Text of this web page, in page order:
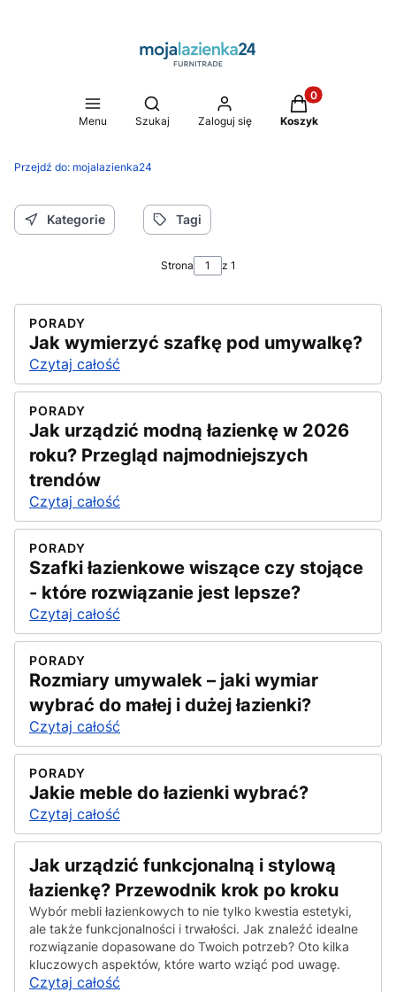
Menu
Otwórz wyszukiwarkę
Szukaj Zaloguj się
Produkty w
Koszyk
Przejdź do: mojalazienka24
Kategorie Tagi
Strona z 1
PORADY
Jak wymierzyć szafkę pod umywalkę?
Czytaj całość
PORADY
Jak urządzić modną łazienkę w 2026
roku? Przegląd najmodniejszych
trendów
Czytaj całość
PORADY
Szafki łazienkowe wiszące czy stojące
- które rozwiązanie jest lepsze?
Czytaj całość
PORADY
Rozmiary umywalek – jaki wymiar
wybrać do małej i dużej łazienki?
Czytaj całość
PORADY
Jakie meble do łazienki wybrać?
Czytaj całość
Jak urządzić funkcjonalną i stylową
łazienkę? Przewodnik krok po kroku
Wybór mebli łazienkowych to nie tylko kwestia estetyki,
ale także funkcjonalności i trwałości. Jak znaleźć idealne
rozwiązanie dopasowane do Twoich potrzeb? Oto kilka
kluczowych aspektów, które warto wziąć pod uwagę.
Czytaj całość